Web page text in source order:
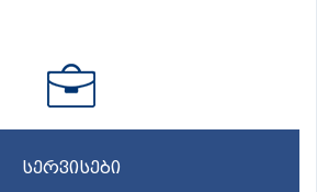
სერვისები